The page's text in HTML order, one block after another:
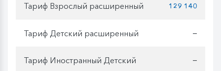
Тариф Взрослый расширенный 129 140
Тариф Детский расширенный —
Тариф Иностранный Детский —